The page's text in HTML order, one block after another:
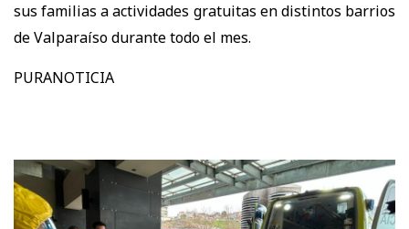
sus familias a actividades gratuitas en distintos barrios
de Valparaíso durante todo el mes.
PURANOTICIA